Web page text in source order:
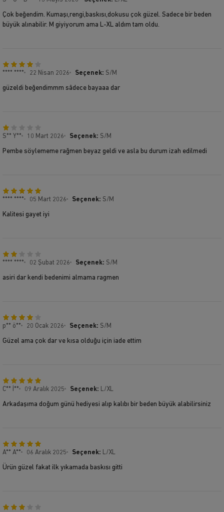
Çok beğendim. Kumaşı,rengi,baskısı,dokusu çok güzel. Sadece bir beden
büyük alınabilir. M giyiyorum ama L-XL aldım tam oldu.
**** **** 22 Nisan 2026 Seçenek: S/M
güzeldi beğendimmm sâdece bayaaa dar
S** Y** 10 Mart 2026 Seçenek: S/M
Pembe söylememe rağmen beyaz geldi ve asla bu durum izah edilmedi
**** **** 05 Mart 2026 Seçenek: S/M
Kalitesi gayet iyi
**** **** 02 Şubat 2026 Seçenek: S/M
asiri dar kendi bedenimi almama ragmen
p** ö** 20 Ocak 2026 Seçenek: S/M
Güzel ama çok dar ve kısa olduğu için iade ettim
C** İ** 09 Aralık 2025 Seçenek: L/XL
Arkadaşıma doğum günü hediyesi alıp kalıbı bir beden büyük alabilirsiniz
A** A** 06 Aralık 2025 Seçenek: L/XL
Ürün güzel fakat ilk yıkamada baskısı gitti